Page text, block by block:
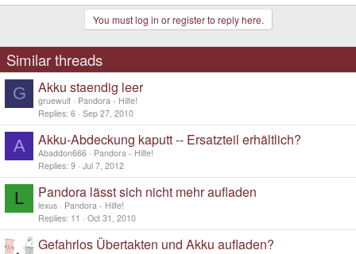
You must log in or register to reply here.
Similar threads
G Akku staendig leer
gruewulf
Pandora - Hilfe!
Replies 6 Sep 27, 2010
A Akku-Abdeckung kaputt -- Ersatzteil erhältlich?
Abaddon666
Pandora - Hilfe!
Replies 9 Jul 7, 2012
L Pandora lässt sich nicht mehr aufladen
lexus
Pandora - Hilfe!
Replies 11 Oct 31, 2010
Gefahrlos Übertakten und Akku aufladen?